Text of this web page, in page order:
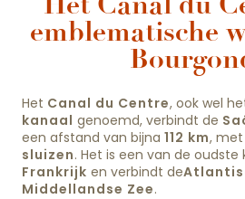
emblematische
Het Canal du Centre, ook wel
kanaal genoemd, verbindt de
een afstand van bijna 112 km, met
sluizen. Het is een van de oudste
Frankrijk en verbindt de
Middellandse Zee.